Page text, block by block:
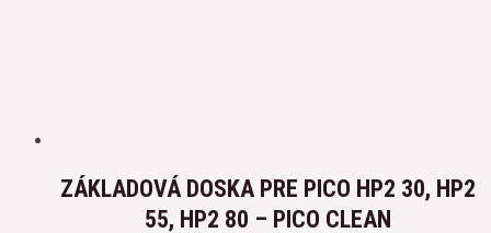
ZÁKLADOVÁ DOSKA PRE PICO HP2 30, HP2
55, HP2 80 – PICO CLEAN